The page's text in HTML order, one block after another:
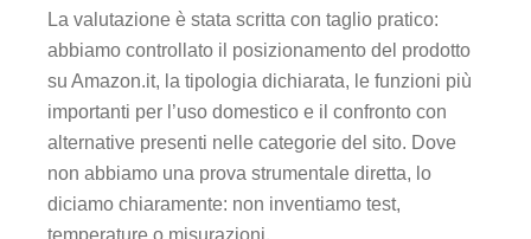
La valutazione è stata scritta con taglio pratico:
abbiamo controllato il posizionamento del prodotto
su Amazon.it, la tipologia dichiarata, le funzioni più
importanti per l’uso domestico e il confronto con
alternative presenti nelle categorie del sito. Dove
non abbiamo una prova strumentale diretta, lo
diciamo chiaramente: non inventiamo test,
temperature o misurazioni.